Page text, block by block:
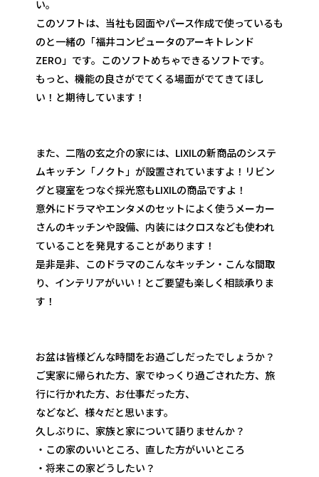
い。
このソフトは、当社も図面やパース作成で使っているも
のと一緒の「福井コンピュータのアーキトレンド
ZERO」です。このソフトめちゃできるソフトです。
もっと、機能の良さがでてくる場面がでてきてほし
い！と期待しています！
また、二階の玄之介の家には、LIXILの新商品のシステ
ムキッチン「ノクト」が設置されていますよ！リビン
グと寝室をつなぐ採光窓もLIXILの商品ですよ！
意外にドラマやエンタメのセットによく使うメーカー
さんのキッチンや設備、内装にはクロスなども使われ
ていることを発見することがあります！
是非是非、このドラマのこんなキッチン・こんな間取
り、インテリアがいい！とご要望も楽しく相談承りま
す！
お盆は皆様どんな時間をお過ごしだったでしょうか？
ご実家に帰られた方、家でゆっくり過ごされた方、旅
行に行かれた方、お仕事だった方、
などなど、様々だと思います。
久しぶりに、家族と家について語りませんか？
・この家のいいところ、直した方がいいところ
・将来この家どうしたい？